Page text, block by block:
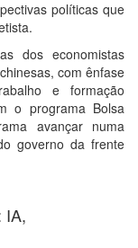
políticas que
dos economistas
com ênfase
e formação
o programa Bolsa
avançar numa
governo da frente
IA,